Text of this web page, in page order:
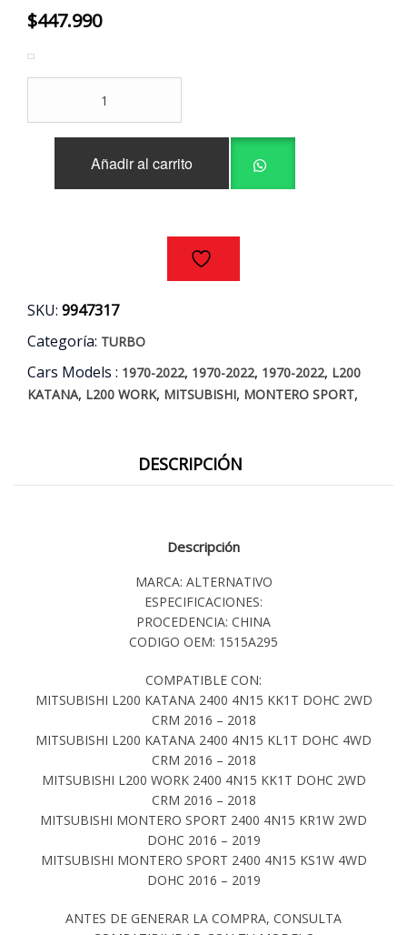
$447.990
L200
16/19
cantidad
Añadir al carrito
SKU: 9947317
Categoría: TURBO
Cars Models : 1970-2022, 1970-2022, 1970-2022, L200
KATANA, L200 WORK, MITSUBISHI, MONTERO SPORT,
DESCRIPCIÓN
Descripción
MARCA: ALTERNATIVO
ESPECIFICACIONES:
PROCEDENCIA: CHINA
CODIGO OEM: 1515A295
COMPATIBLE CON:
MITSUBISHI L200 KATANA 2400 4N15 KK1T DOHC 2WD
CRM 2016 – 2018
MITSUBISHI L200 KATANA 2400 4N15 KL1T DOHC 4WD
CRM 2016 – 2018
MITSUBISHI L200 WORK 2400 4N15 KK1T DOHC 2WD
CRM 2016 – 2018
MITSUBISHI MONTERO SPORT 2400 4N15 KR1W 2WD
DOHC 2016 – 2019
MITSUBISHI MONTERO SPORT 2400 4N15 KS1W 4WD
DOHC 2016 – 2019
ANTES DE GENERAR LA COMPRA, CONSULTA